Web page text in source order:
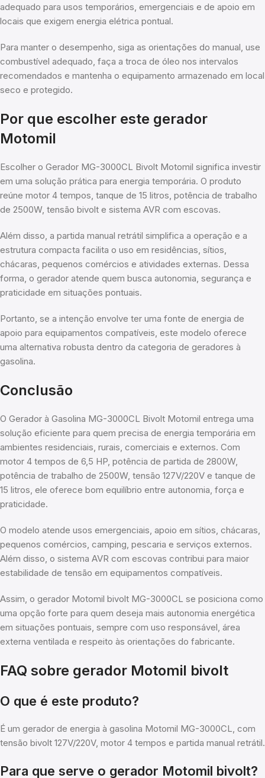
adequado para usos temporários, emergenciais e de apoio em
locais que exigem energia elétrica pontual.
Para manter o desempenho, siga as orientações do manual, use
combustível adequado, faça a troca de óleo nos intervalos
recomendados e mantenha o equipamento armazenado em local
seco e protegido.
Por que escolher este gerador
Motomil
Escolher o Gerador MG-3000CL Bivolt Motomil significa investir
em uma solução prática para energia temporária. O produto
reúne motor 4 tempos, tanque de 15 litros, potência de trabalho
de 2500W, tensão bivolt e sistema AVR com escovas.
Além disso, a partida manual retrátil simplifica a operação e a
estrutura compacta facilita o uso em residências, sítios,
chácaras, pequenos comércios e atividades externas. Dessa
forma, o gerador atende quem busca autonomia, segurança e
praticidade em situações pontuais.
Portanto, se a intenção envolve ter uma fonte de energia de
apoio para equipamentos compatíveis, este modelo oferece
uma alternativa robusta dentro da categoria de geradores à
gasolina.
Conclusão
O Gerador à Gasolina MG-3000CL Bivolt Motomil entrega uma
solução eficiente para quem precisa de energia temporária em
ambientes residenciais, rurais, comerciais e externos. Com
motor 4 tempos de 6,5 HP, potência de partida de 2800W,
potência de trabalho de 2500W, tensão 127V/220V e tanque de
15 litros, ele oferece bom equilíbrio entre autonomia, força e
praticidade.
O modelo atende usos emergenciais, apoio em sítios, chácaras,
pequenos comércios, camping, pescaria e serviços externos.
Além disso, o sistema AVR com escovas contribui para maior
estabilidade de tensão em equipamentos compatíveis.
Assim, o gerador Motomil bivolt MG-3000CL se posiciona como
uma opção forte para quem deseja mais autonomia energética
em situações pontuais, sempre com uso responsável, área
externa ventilada e respeito às orientações do fabricante.
FAQ sobre gerador Motomil bivolt
O que é este produto?
É um gerador de energia à gasolina Motomil MG-3000CL, com
tensão bivolt 127V/220V, motor 4 tempos e partida manual retrátil.
Para que serve o gerador Motomil bivolt?